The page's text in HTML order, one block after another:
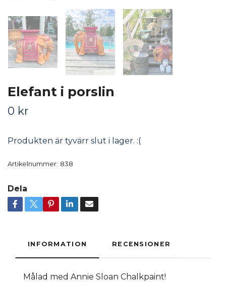
Elefant i porslin
0 kr
Produkten är tyvärr slut i lager. :(
Artikelnummer: 838
Dela
INFORMATION RECENSIONER
Målad med Annie Sloan Chalkpaint!